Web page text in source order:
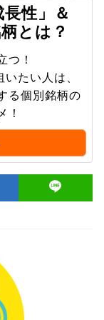
性」＆
とは？
つ！
たい人は、
る個別銘柄の
！